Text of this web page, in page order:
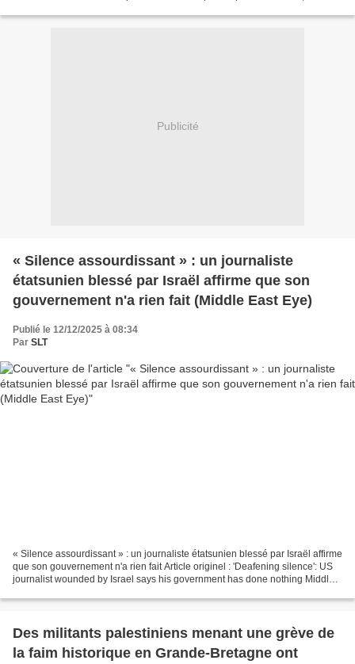
Publicité
« Silence assourdissant » : un journaliste
étatsunien blessé par Israël affirme que son
gouvernement n'a rien fait (Middle East Eye)
Publié le 12/12/2025 à 08:34
Par SLT
« Silence assourdissant » : un journaliste étatsunien blessé par Israël affirme
que son gouvernement n'a rien fait Article originel : 'Deafening silence': US
journalist wounded by Israel says his government has done nothing Middle
Des militants palestiniens menant une grève de
la faim historique en Grande-Bretagne ont